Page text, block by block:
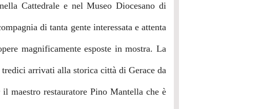
Cattedrale e nel Museo Diocesano di
di tanta gente interessata e attenta
magnificamente esposte in mostra. La
arrivati alla storica città di Gerace da
maestro restauratore Pino Mantella che è